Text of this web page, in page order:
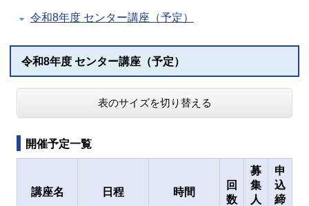
令和8年度 センター講座（予定）
令和8年度 センター講座（予定）
表のサイズを切り替える
開催予定一覧
講座名 日程 時間
回
数
募
集
人
申
込
締